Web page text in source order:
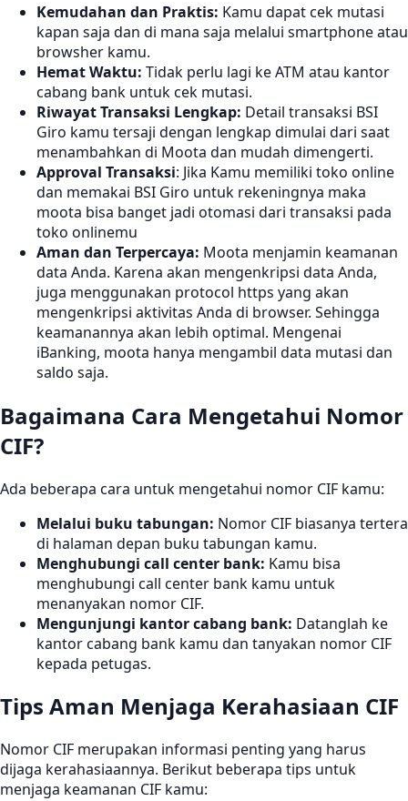
Kemudahan dan Praktis: Kamu dapat cek mutasi
kapan saja dan di mana saja melalui smartphone atau
browsher kamu.
Hemat Waktu: Tidak perlu lagi ke ATM atau kantor
cabang bank untuk cek mutasi.
Riwayat Transaksi Lengkap: Detail transaksi BSI
Giro kamu tersaji dengan lengkap dimulai dari saat
menambahkan di Moota dan mudah dimengerti.
Approval Transaksi: Jika Kamu memiliki toko online
dan memakai BSI Giro untuk rekeningnya maka
moota bisa banget jadi otomasi dari transaksi pada
toko onlinemu
Aman dan Terpercaya: Moota menjamin keamanan
data Anda. Karena akan mengenkripsi data Anda,
juga menggunakan protocol https yang akan
mengenkripsi aktivitas Anda di browser. Sehingga
keamanannya akan lebih optimal. Mengenai
iBanking, moota hanya mengambil data mutasi dan
saldo saja.
Bagaimana Cara Mengetahui Nomor
CIF?
Ada beberapa cara untuk mengetahui nomor CIF kamu:
Melalui buku tabungan: Nomor CIF biasanya tertera
di halaman depan buku tabungan kamu.
Menghubungi call center bank: Kamu bisa
menghubungi call center bank kamu untuk
menanyakan nomor CIF.
Mengunjungi kantor cabang bank: Datanglah ke
kantor cabang bank kamu dan tanyakan nomor CIF
kepada petugas.
Tips Aman Menjaga Kerahasiaan CIF
Nomor CIF merupakan informasi penting yang harus
dijaga kerahasiaannya. Berikut beberapa tips untuk
menjaga keamanan CIF kamu: